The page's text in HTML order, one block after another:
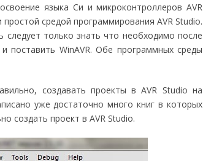
языка Си и микроконтроллеров AVR
средой программирования AVR Studio.
следует только знать что необходимо после
поставить WinAVR. Обе программных среды
создавать проекты в AVR Studio на
уже достаточно много книг в которых
создать проект в AVR Studio.